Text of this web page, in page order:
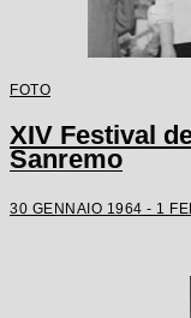
FOTO
XIV Festival
Sanremo
30 GENNAIO 1964 - 1